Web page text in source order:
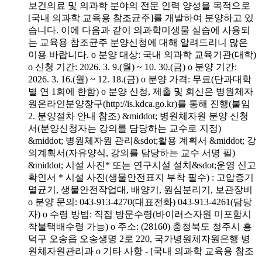
보건의료 및 의과학 분야의 전문 인력 양성을 목적으로
[국내 의과학 교육용 참조균주]를 개발하여 분양하고 있
습니다. 이에 다음과 같이 의과학미생물 실습에 사용되
는 교육용 참조균주 분양신청에 대해 알려드리니 많은
이용 바랍니다. o 분양 대상: 국내 의과학 교육기관(대학)
o 신청 기간: 2026. 3. 9.(월) ~ 10. 30.(금) o 분양 기간:
2026. 3. 16.(월) ~ 12. 18.(금) o 분양 가격: 무료(단과대학
별 연 1회에 한함) o 분양 신청, 제출 및 회신은 병원체자
원온라인분양창구(http://is.kdca.go.kr)를 통해 진행(붙임
2. 분양절차 안내 참조) &middot; 병원체자원 분양 신청
서(분양신청자는 강의를 담당하는 교수로 지정)
&middot; 병원체자원 관리&sdot;활용 계획서 &middot; 강
의계획서(자유양식, 강의를 담당하는 교수 서명 필)
&middot; 시설 사진* 또는 연구시설 설치&sdot;운영 신고
확인서 * 시설 사진(생물안전표지 부착 필수) : 고압증기
멸균기, 생물안전작업대, 배양기, 원심분리기, 보관장비
o 분양 문의: 043-913-4270(대표전화) 043-913-4261(담당
자) o 수령 방법: 직접 방문수령(바이러스자원 미포함시
착불택배수령 가능) o 주소: (28160) 충청북도 청주시 흥
덕구 오송읍 오송생명 2로 220, 국가병원체자원은행 병
원체자원관리과 o 기타 사항 - [국내 의과학 교육용 참조